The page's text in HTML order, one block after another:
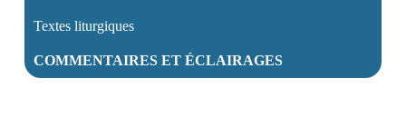
Textes liturgiques
COMMENTAIRES ET ÉCLAIRAGES